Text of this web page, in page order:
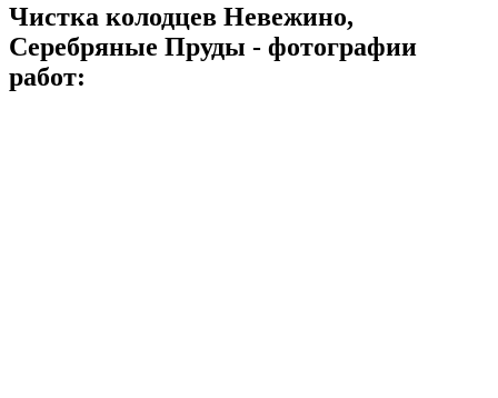
Чистка колодцев Невежино,
Серебряные Пруды - фотографии
работ: